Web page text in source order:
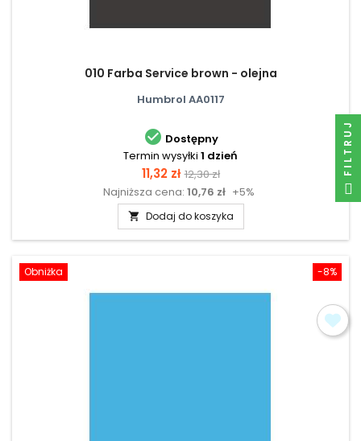
010 Farba Service brown - olejna
Humbrol AA0117
 Dostępny
Termin wysyłki 1 dzień
Cena
11,32 zł Cena
podstawowa
12,30 zł
Najniższa cena: 10,76 zł +5%
 Dodaj do koszyka
-8%
Obniżka
FILTRUJ